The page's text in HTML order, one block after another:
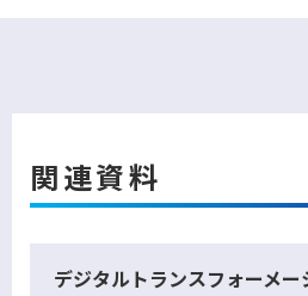
関連資料
デジタルトランスフォーメ